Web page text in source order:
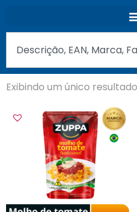
Exibindo um único resultado